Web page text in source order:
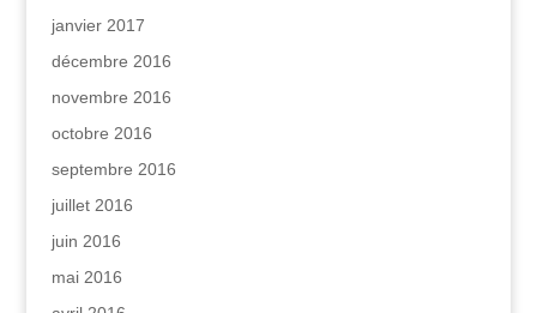
janvier 2017
décembre 2016
novembre 2016
octobre 2016
septembre 2016
juillet 2016
juin 2016
mai 2016